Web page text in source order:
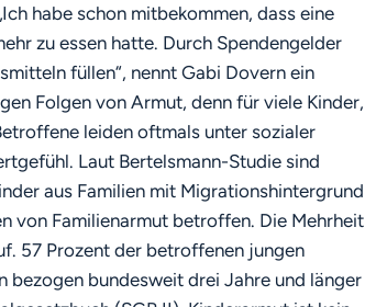
habe schon mitbekommen, dass eine
zu essen hatte. Durch Spendengelder
füllen“, nennt Gabi Dovern ein
Folgen von Armut, denn für viele Kinder,
leiden oftmals unter sozialer
Laut Bertelsmann-Studie sind
aus Familien mit Migrationshintergrund
von Familienarmut betroffen. Die Mehrheit
57 Prozent der betroffenen jungen
bezogen bundesweit drei Jahre und länger